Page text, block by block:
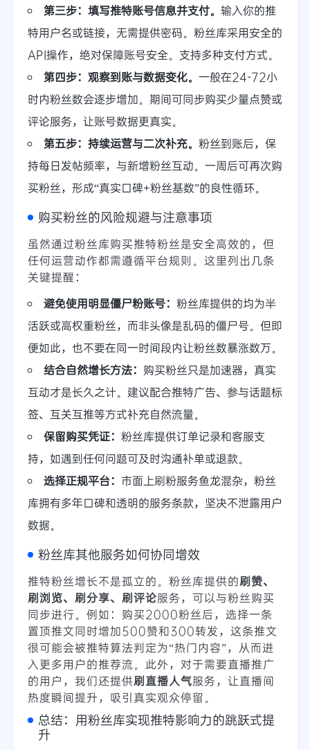
第三步：填写推特账号信息并支付。 输入你的推
特用户名或链接，无需提供密码。粉丝库采用安全的
API操作，绝对保障账号安全。支持多种支付方式。
第四步：观察到账与数据变化。 一般在24-72小
时内粉丝数会逐步增加。期间可同步购买少量点赞或
评论服务，让账号数据更真实。
第五步：持续运营与二次补充。 粉丝到账后，保
持每日发帖频率，与新增粉丝互动。一周后可再次购
买粉丝，形成“真实口碑+粉丝基数”的良性循环。
购买粉丝的风险规避与注意事项
虽然通过粉丝库购买推特粉丝是安全高效的，但
任何运营动作都需遵循平台规则。这里列出几条
关键提醒：
避免使用明显僵尸粉账号： 粉丝库提供的均为半
活跃或高权重粉丝，而非头像是乱码的僵尸号。但即
便如此，也不要在同一时间段内让粉丝数暴涨数万。
结合自然增长方法： 购买粉丝只是加速器，真实
互动才是长久之计。建议配合推特广告、参与话题标
签、互关互推等方式补充自然流量。
保留购买凭证： 粉丝库提供订单记录和客服支
持，如遇到任何问题可及时沟通补单或退款。
选择正规平台： 市面上刷粉服务鱼龙混杂，粉丝
库拥有多年口碑和透明的服务条款，坚决不泄露用户
数据。
粉丝库其他服务如何协同增效
推特粉丝增长不是孤立的。粉丝库提供的刷赞、
刷浏览、刷分享、刷评论服务，可以与粉丝购买
同步进行。例如：购买2000粉丝后，选择一条
置顶推文同时增加500赞和300转发，这条推文
很可能会被推特算法判定为“热门内容”，从而进
入更多用户的推荐流。此外，对于需要直播推广
的用户，我们还提供刷直播人气服务，让直播间
热度瞬间提升，吸引真实观众停留。
总结：用粉丝库实现推特影响力的跳跃式提
升